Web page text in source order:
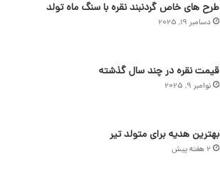
طرح های خاص گردنبند نقره با سنگ ماه تولد
دسامبر 19, 2025
قیمت نقره در چند سال گذشته
نوامبر 9, 2025
بهترین هدیه برای متولد تیر
2 هفته پیش